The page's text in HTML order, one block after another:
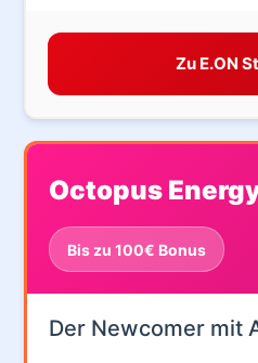
Zu E.ON
Octopus
Bis zu 100€ Bonus
Der Newcomer mit